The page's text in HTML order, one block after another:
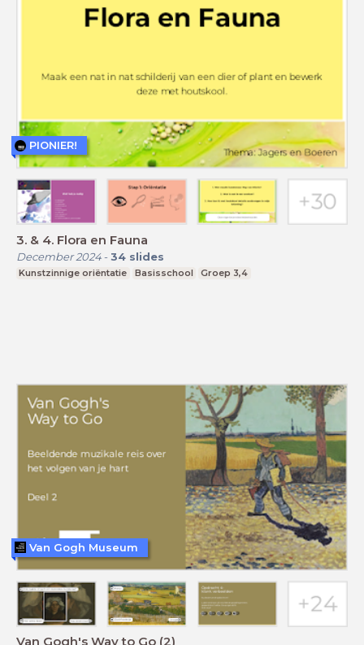
3. & 4. Flora en Fauna
December 2024- 34 slides
Kunstzinnige oriëntatie Basisschool Groep 3,4
PIONIER!
Van Gogh's Way to Go (2)
Van Gogh Museum